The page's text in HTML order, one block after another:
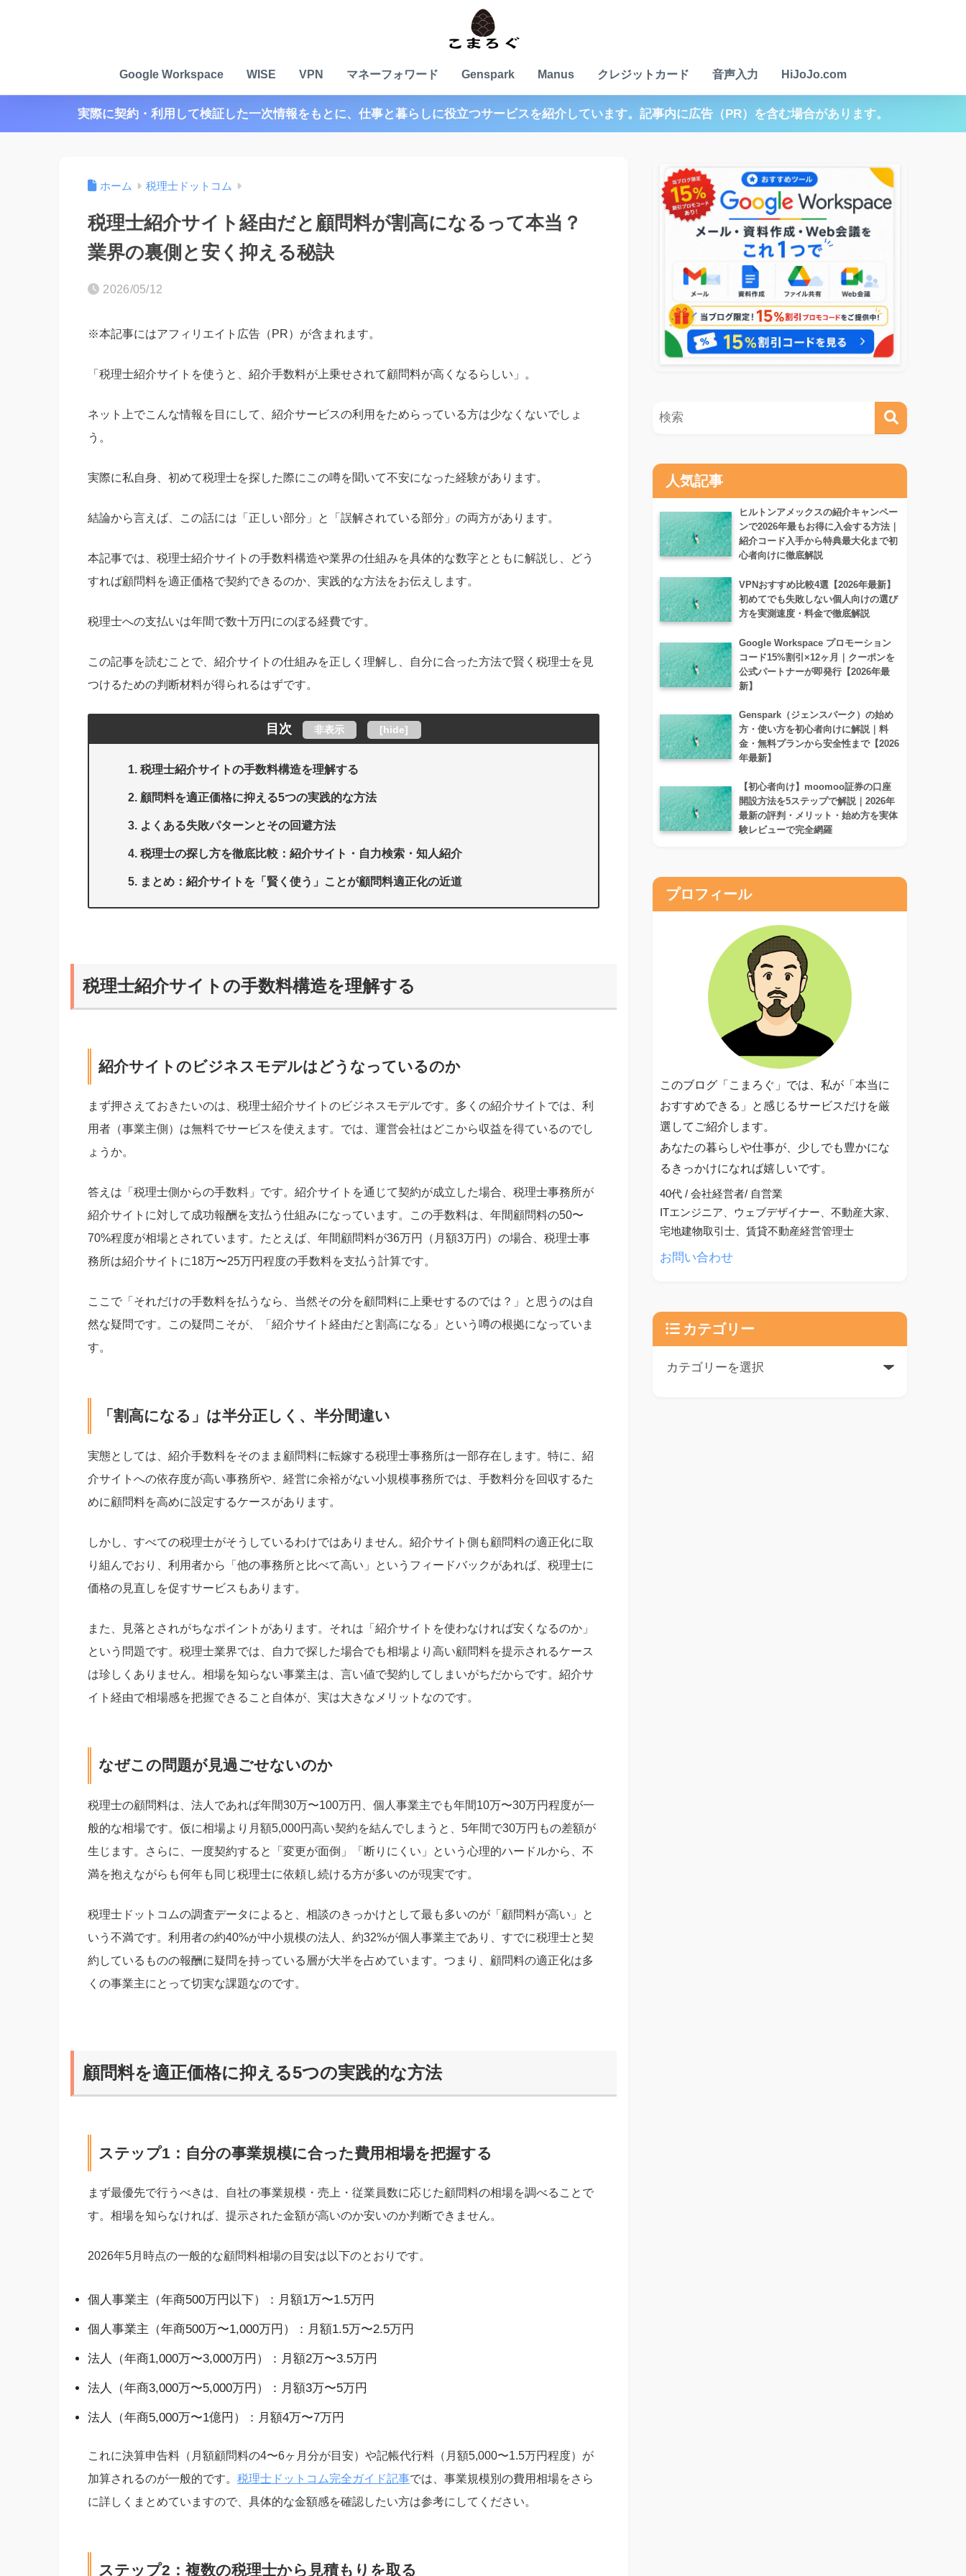
Google Workspace WISE VPN マネーフォワード Genspark Manus クレジットカード 音声入力 HiJoJo.com
実際に契約・利用して検証した一次情報をもとに、仕事と暮らしに役立つサービスを紹介しています。記事内に広告（PR）を含む場合があります。
ホーム 税理士ドットコム
税理士紹介サイト経由だと顧問料が割高になるって本当？
業界の裏側と安く抑える秘訣
2026/05/12
※本記事にはアフィリエイト広告（PR）が含まれます。
「税理士紹介サイトを使うと、紹介手数料が上乗せされて顧問料が高くなるらしい」。
ネット上でこんな情報を目にして、紹介サービスの利用をためらっている方は少なくないでしょ
う。
実際に私自身、初めて税理士を探した際にこの噂を聞いて不安になった経験があります。
結論から言えば、この話には「正しい部分」と「誤解されている部分」の両方があります。
本記事では、税理士紹介サイトの手数料構造や業界の仕組みを具体的な数字とともに解説し、どう
すれば顧問料を適正価格で契約できるのか、実践的な方法をお伝えします。
税理士への支払いは年間で数十万円にのぼる経費です。
この記事を読むことで、紹介サイトの仕組みを正しく理解し、自分に合った方法で賢く税理士を見
つけるための判断材料が得られるはずです。
目次 非表示 [hide]
税理士紹介サイトの手数料構造を理解する
顧問料を適正価格に抑える5つの実践的な方法
よくある失敗パターンとその回避方法
税理士の探し方を徹底比較：紹介サイト・自力検索・知人紹介
まとめ：紹介サイトを「賢く使う」ことが顧問料適正化の近道
税理士紹介サイトの手数料構造を理解する
紹介サイトのビジネスモデルはどうなっているのか
まず押さえておきたいのは、税理士紹介サイトのビジネスモデルです。多くの紹介サイトでは、利
用者（事業主側）は無料でサービスを使えます。では、運営会社はどこから収益を得ているのでし
ょうか。
答えは「税理士側からの手数料」です。紹介サイトを通じて契約が成立した場合、税理士事務所が
紹介サイトに対して成功報酬を支払う仕組みになっています。この手数料は、年間顧問料の50〜
70%程度が相場とされています。たとえば、年間顧問料が36万円（月額3万円）の場合、税理士事
務所は紹介サイトに18万〜25万円程度の手数料を支払う計算です。
ここで「それだけの手数料を払うなら、当然その分を顧問料に上乗せするのでは？」と思うのは自
然な疑問です。この疑問こそが、「紹介サイト経由だと割高になる」という噂の根拠になっていま
す。
「割高になる」は半分正しく、半分間違い
実態としては、紹介手数料をそのまま顧問料に転嫁する税理士事務所は一部存在します。特に、紹
介サイトへの依存度が高い事務所や、経営に余裕がない小規模事務所では、手数料分を回収するた
めに顧問料を高めに設定するケースがあります。
しかし、すべての税理士がそうしているわけではありません。紹介サイト側も顧問料の適正化に取
り組んでおり、利用者から「他の事務所と比べて高い」というフィードバックがあれば、税理士に
価格の見直しを促すサービスもあります。
また、見落とされがちなポイントがあります。それは「紹介サイトを使わなければ安くなるのか」
という問題です。税理士業界では、自力で探した場合でも相場より高い顧問料を提示されるケース
は珍しくありません。相場を知らない事業主は、言い値で契約してしまいがちだからです。紹介サ
イト経由で相場感を把握できること自体が、実は大きなメリットなのです。
なぜこの問題が見過ごせないのか
税理士の顧問料は、法人であれば年間30万〜100万円、個人事業主でも年間10万〜30万円程度が一
般的な相場です。仮に相場より月額5,000円高い契約を結んでしまうと、5年間で30万円もの差額が
生じます。さらに、一度契約すると「変更が面倒」「断りにくい」という心理的ハードルから、不
満を抱えながらも何年も同じ税理士に依頼し続ける方が多いのが現実です。
税理士ドットコムの調査データによると、相談のきっかけとして最も多いのが「顧問料が高い」と
いう不満です。利用者の約40%が中小規模の法人、約32%が個人事業主であり、すでに税理士と契
約しているものの報酬に疑問を持っている層が大半を占めています。つまり、顧問料の適正化は多
くの事業主にとって切実な課題なのです。
顧問料を適正価格に抑える5つの実践的な方法
ステップ1：自分の事業規模に合った費用相場を把握する
まず最優先で行うべきは、自社の事業規模・売上・従業員数に応じた顧問料の相場を調べることで
す。相場を知らなければ、提示された金額が高いのか安いのか判断できません。
2026年5月時点の一般的な顧問料相場の目安は以下のとおりです。
個人事業主（年商500万円以下）：月額1万〜1.5万円
個人事業主（年商500万〜1,000万円）：月額1.5万〜2.5万円
法人（年商1,000万〜3,000万円）：月額2万〜3.5万円
法人（年商3,000万〜5,000万円）：月額3万〜5万円
法人（年商5,000万〜1億円）：月額4万〜7万円
これに決算申告料（月額顧問料の4〜6ヶ月分が目安）や記帳代行料（月額5,000〜1.5万円程度）が
加算されるのが一般的です。 税理士ドットコム完全ガイド記事では、事業規模別の費用相場をさら
に詳しくまとめていますので、具体的な金額感を確認したい方は参考にしてください。
ステップ2：複数の税理士から見積もりを取る
人気記事
ヒルトンアメックスの紹介キャンペー
ンで2026年最もお得に入会する方法｜
紹介コード入手から特典最大化まで初
心者向けに徹底解説
VPNおすすめ比較4選【2026年最新】
初めてでも失敗しない個人向けの選び
方を実測速度・料金で徹底解説
Google Workspace プロモーション
コード15%割引×12ヶ月｜クーポンを
公式パートナーが即発行【2026年最
新】
Genspark（ジェンスパーク）の始め
方・使い方を初心者向けに解説｜料
金・無料プランから安全性まで【2026
年最新】
【初心者向け】moomoo証券の口座
開設方法を5ステップで解説｜2026年
最新の評判・メリット・始め方を実体
験レビューで完全網羅
プロフィール
このブログ「こまろぐ」では、私が「本当に
おすすめできる」と感じるサービスだけを厳
選してご紹介します。
あなたの暮らしや仕事が、少しでも豊かにな
るきっかけになれば嬉しいです。
40代 / 会社経営者/ 自営業
ITエンジニア、ウェブデザイナー、不動産大家、
宅地建物取引士、賃貸不動産経営管理士
お問い合わせ
カテゴリー